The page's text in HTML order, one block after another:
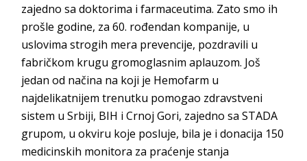
zajedno sa doktorima i farmaceutima. Zato smo ih
prošle godine, za 60. rođendan kompanije, u
uslovima strogih mera prevencije, pozdravili u
fabričkom krugu gromoglasnim aplauzom. Još
jedan od načina na koji je Hemofarm u
najdelikatnijem trenutku pomogao zdravstveni
sistem u Srbiji, BIH i Crnoj Gori, zajedno sa STADA
grupom, u okviru koje posluje, bila je i donacija 150
medicinskih monitora za praćenje stanja